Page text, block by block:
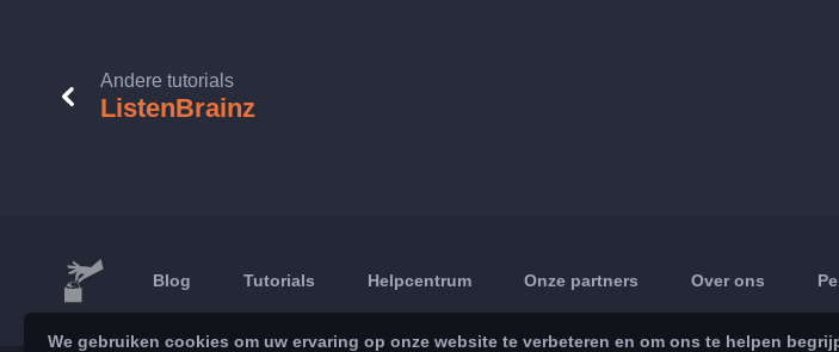
Andere tutorials
ListenBrainz
Blog Tutorials Helpcentrum Onze partners Over ons
We gebruiken cookies om uw ervaring op onze website te verbeteren en om ons te helpen